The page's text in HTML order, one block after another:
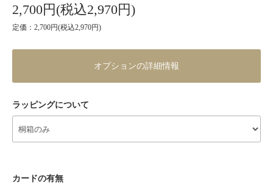
2,700円(税込2,970円)
定価：2,700円(税込2,970円)
オプションの詳細情報
ラッピングについて
カードの有無